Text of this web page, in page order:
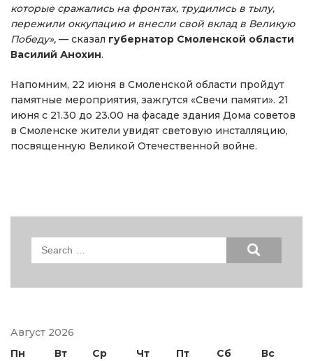
которые сражались на фронтах, трудились в тылу,
пережили оккупацию и внесли свой вклад в Великую
Победу», — сказал губернатор Смоленской области
Василий Анохин.
Напомним, 22 июня в Смоленской области пройдут
памятные мероприятия, зажгутся «Свечи памяти». 21
июня с 21.30 до 23.00 на фасаде здания Дома советов
в Смоленске жители увидят световую инсталляцию,
посвященную Великой Отечественной войне.
Search
Август 2026
Пн
Вт Ср Чт Пт Сб
Вс